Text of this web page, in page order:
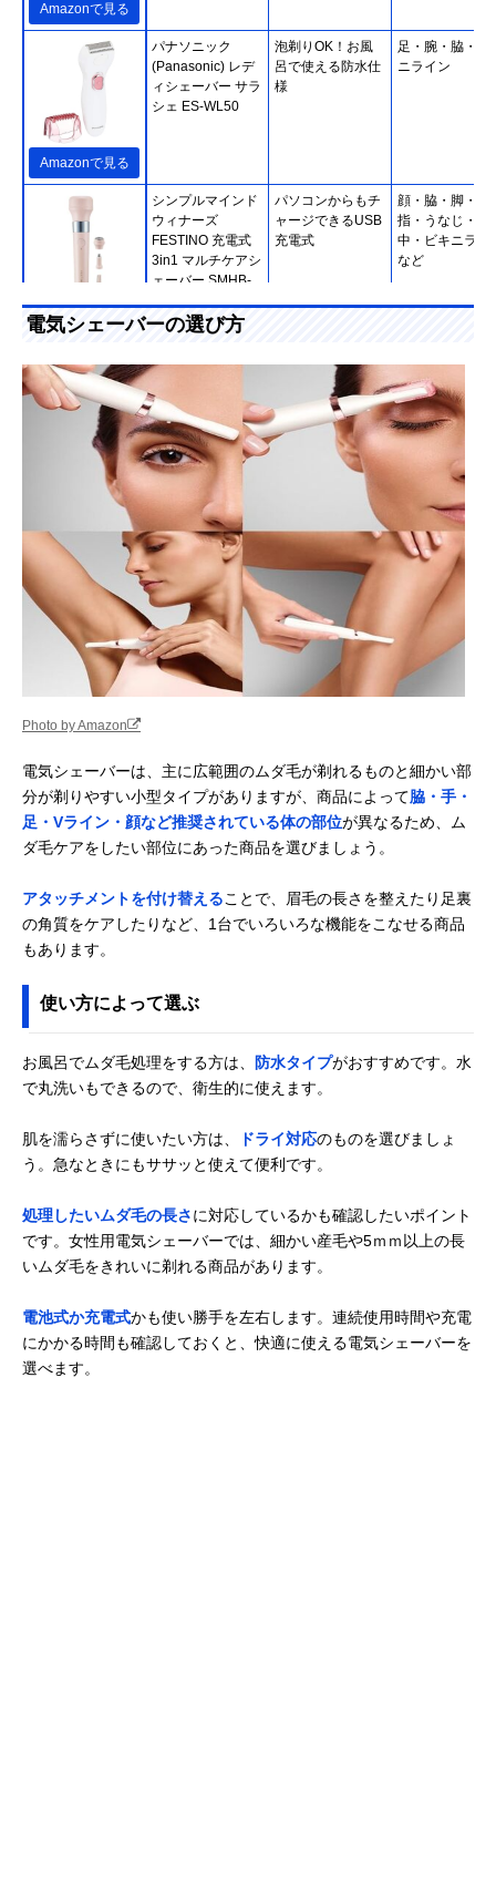
Amazonで見る
Amazonで見る
パナソニック
(Panasonic) レデ
ィシェーバー サラ
シェ ES-WL50
泡剃りOK！お風
呂で使える防水仕
様
足・腕・脇・ビ
ニライン
Amazonで見る
シンプルマインド
ウィナーズ
FESTINO 充電式
3in1 マルチケアシ
ェーバー SMHB-
パソコンからもチ
ャージできるUSB
充電式
顔・脇・脚・腕
指・うなじ・背
中・ビキニライ
など
楽天市場で見る
ャパン) ハイドロ
シルク V.I.Oダブル
シェーバー
に。長さ調節も可
Amazonで見る
テスコム(Tescom)
レディシェーバー
TT450A
広範囲のムダ毛処
理におすすめのワ
楽天市場で見る
アルファP うぶ毛
シェーバー ソルス
ティック ミニ
APS-01
ポーチに入れて持
ち歩けるサイズ感
顔・腕・手・指
足など
Amazonで見る
パナソニック
(Panasonic) フェ
メイク前のケアに
おすすめのフェイ
顔・ウブ毛
Amazonで見る
コイズミ(Koizumi)
ー KLC-0730
K18コーティング
テム
顔
Amazonで見る
ompa Tホルダー
FB0057
肌にやさしい音波
振動でムダ毛をカ
Amazonで見る
ブラウン(Braun)
足裏の古い角質も
脇・腕・足・ビ
電気シェーバーの選び方
Photo by Amazon
電気シェーバーは、主に広範囲のムダ毛が剃れるものと細かい部
分が剃りやすい小型タイプがありますが、商品によって脇・手・
足・Vライン・顔など推奨されている体の部位が異なるため、ム
ダ毛ケアをしたい部位にあった商品を選びましょう。
アタッチメントを付け替えることで、眉毛の長さを整えたり足裏
の角質をケアしたりなど、1台でいろいろな機能をこなせる商品
もあります。
使い方によって選ぶ
お風呂でムダ毛処理をする方は、 防水タイプがおすすめです。水
で丸洗いもできるので、衛生的に使えます。
肌を濡らさずに使いたい方は、 ドライ対応のものを選びましょ
う。急なときにもササッと使えて便利です。
処理したいムダ毛の長さに対応しているかも確認したいポイント
です。女性用電気シェーバーでは、細かい産毛や5ｍｍ以上の長
いムダ毛をきれいに剃れる商品があります。
電池式か充電式かも使い勝手を左右します。連続使用時間や充電
にかかる時間も確認しておくと、快適に使える電気シェーバーを
選べます。